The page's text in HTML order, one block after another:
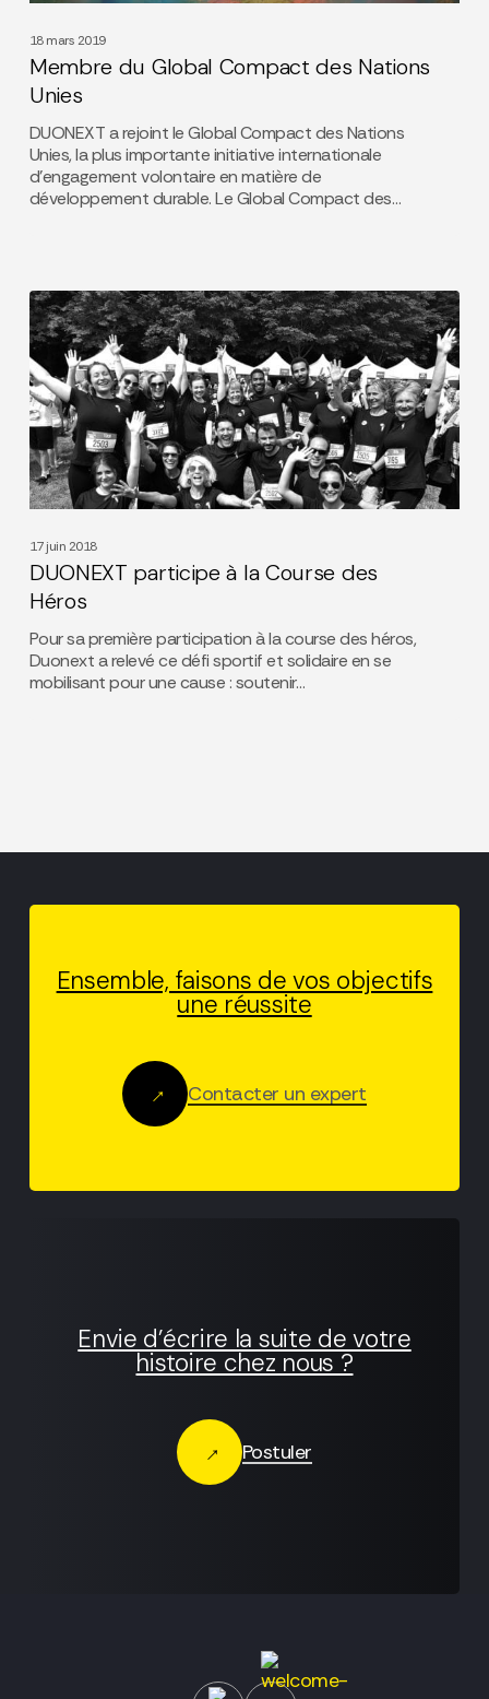
18 mars 2019
Membre du Global Compact des Nations
Unies
DUONEXT a rejoint le Global Compact des Nations
Unies, la plus importante initiative internationale
d’engagement volontaire en matière de
développement durable. Le Global Compact des…
DUONEXT
participe
à
la
Course
des
Héros
17 juin 2018
DUONEXT participe à la Course des
Héros
Pour sa première participation à la course des héros,
Duonext a relevé ce défi sportif et solidaire en se
mobilisant pour une cause : soutenir…
Envie d’écrire la suite de votre
histoire chez nous ?
Postuler
Ensemble, faisons de vos objectifs
une réussite
Contacter un expert